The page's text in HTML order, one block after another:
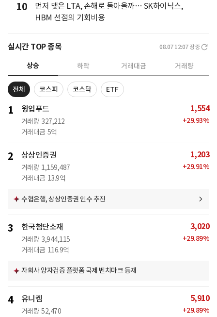
10
먼저 맺은 LTA, 손해로 돌아올까… SK하이닉스,
HBM 선점의 기회비용
실시간 TOP 종목 08.07 12:07 장중
상승 하락 거래대금 거래량
전체 코스피 코스닥 ETF
1 윙입푸드
거래량 327,212
거래대금 5억
1,554
+29.93%
2 상상인증권
거래량 1,159,487
거래대금 13.9억
1,203
+29.91%
수협은행, 상상인증권 인수 추진
3 한국첨단소재
거래량 3,944,115
거래대금 116.9억
3,020
+29.89%
자회사 양자검증 플랫폼 국제 벤치마크 등재
4 유니켐
거래량 52,470
5,910
+29.89%